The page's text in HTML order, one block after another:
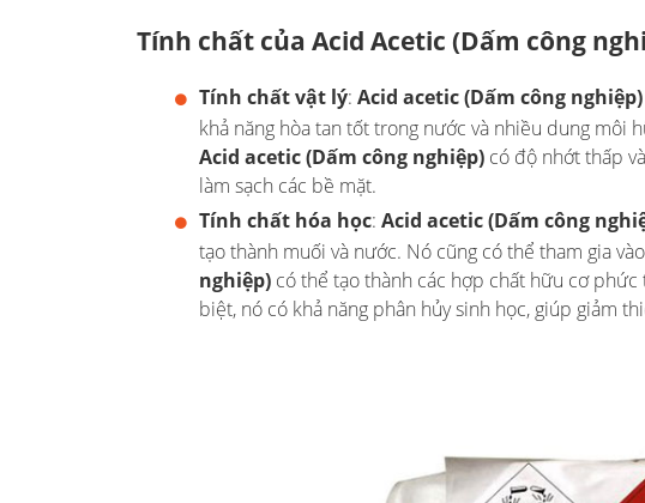
Tính chất của Acid Acetic (Dấm công
Tính chất vật lý: Acid acetic(Dấm công nghiệp)
khả năng hòa tan tốt trong nước và nhiều dung môi
Acid acetic (Dấm công nghiệp) có độ nhớt thấp
làm sạch các bề mặt.
Tính chất hóa học: Acid acetic (Dấm công
tạo thành muối và nước. Nó cũng có thể tham gia
nghiệp) có thể tạo thành các hợp chất hữu cơ
biệt, nó có khả năng phân hủy sinh học, giúp giảm